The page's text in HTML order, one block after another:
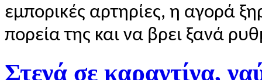
εμπορικές αρτηρίες, η αγορά
πορεία της και να βρει ξανά
Στενά σε καραντίνα,